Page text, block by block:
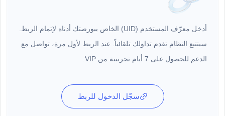
أدخل معرّف المستخدم (UID) الخاص ببورصتك أدناه لإتمام الربط.
سيتتبع النظام تقدم تداولك تلقائياً. عند الربط لأول مرة، تواصل مع
الدعم للحصول على 7 أيام تجريبية من VIP.
سجّل الدخول للربط